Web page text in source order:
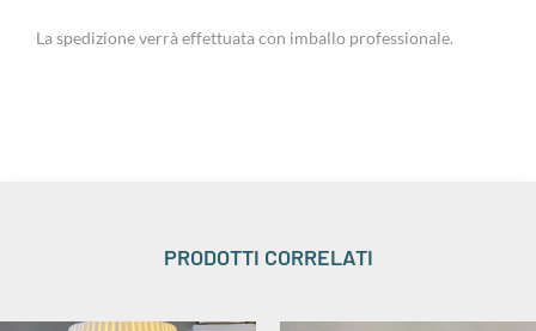
La spedizione verrà effettuata con imballo professionale.
PRODOTTI CORRELATI